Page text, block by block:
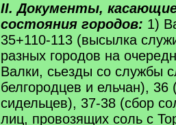
II. Документы,
состояния городов: 1)
35+110-113 (высылка
разных городов на
Валки, сьезды со службы
белгородцев и ельчан), 36
сидельцев), 37-38 (сбор
лиц, провозящих соль с